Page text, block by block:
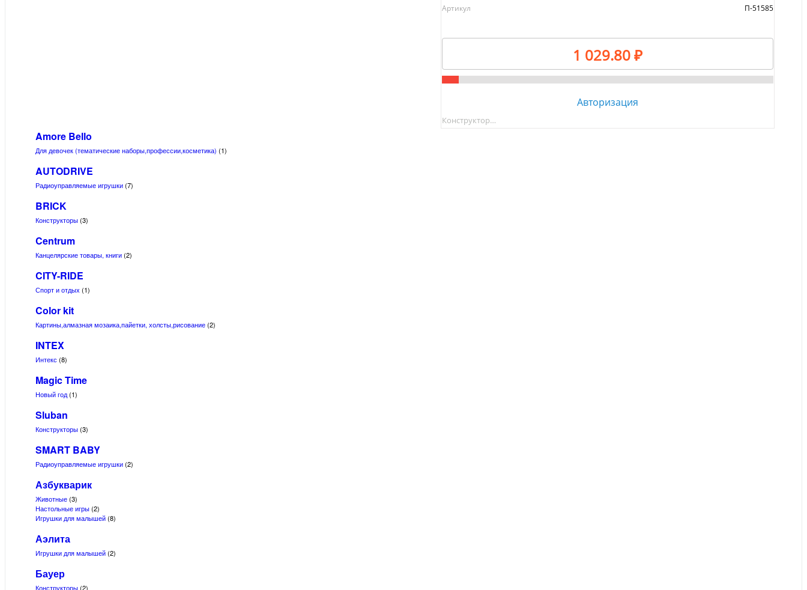
Артикул П-51585
1 029.80 ₽
Авторизация
Конструктор…
Amore Bello
Для девочек (тематические наборы,профессии,косметика) (1)
AUTODRIVE
Радиоуправляемые игрушки(7)
BRICK
Конструкторы(3)
Centrum
Канцелярские товары, книги(2)
CITY-RIDE
Спорт и отдых (1)
Color kit
Картины,алмазная мозаика,пайетки, холсты,рисование(2)
INTEX
Интекс (8)
Magic Time
Новый год(1)
Sluban
Конструкторы(3)
SMART BABY
Радиоуправляемые игрушки(2)
Азбукварик
Животные(3)
Настольные игры(2)
Игрушки для малышей(8)
Аэлита
Игрушки для малышей(2)
Бауер
Конструкторы(2)